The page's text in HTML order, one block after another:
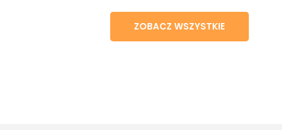
ZOBACZ WSZYSTKIE